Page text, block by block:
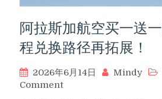
房
和
现
金
房
如
何
阿拉斯加航空买一送
程兑换路径再拓展！
2026年6月14日 Mindy
Commenton